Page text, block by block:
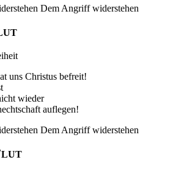
Dem Angriff widerstehen
uns Christus befreit!
wieder
auflegen!
Dem Angriff widerstehen
LUT